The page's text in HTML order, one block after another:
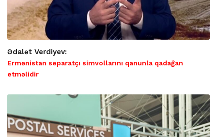
Ədalət Verdiyev:
Ermənistan separatçı simvollarını qanunla qadağan
etməlidir